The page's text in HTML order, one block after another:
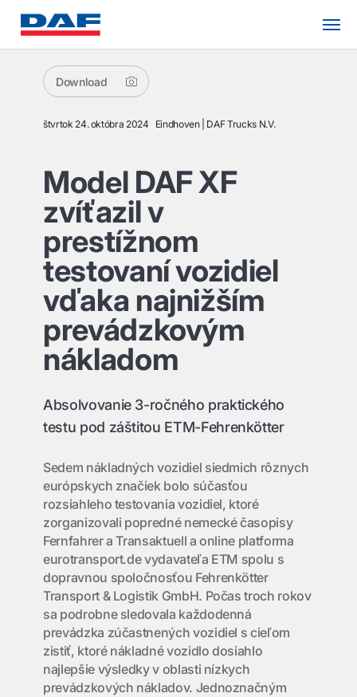
Download
štvrtok 24. októbra 2024 Eindhoven DAF Trucks N.V.
Model DAF XF
zvíťazil v
prestížnom
testovaní vozidiel
vďaka najnižším
prevádzkovým
nákladom
Absolvovanie 3-ročného praktického
testu pod záštitou ETM-Fehrenkötter
Sedem nákladných vozidiel siedmich rôznych
európskych značiek bolo súčasťou
rozsiahleho testovania vozidiel, ktoré
zorganizovali popredné nemecké časopisy
Fernfahrer a Transaktuell a online platforma
eurotransport.de vydavateľa ETM spolu s
dopravnou spoločnosťou Fehrenkötter
Transport & Logistik GmbH. Počas troch rokov
sa podrobne sledovala každodenná
prevádzka zúčastnených vozidiel s cieľom
zistiť, ktoré nákladné vozidlo dosiahlo
najlepšie výsledky v oblasti nízkych
prevádzkových nákladov. Jednoznačným